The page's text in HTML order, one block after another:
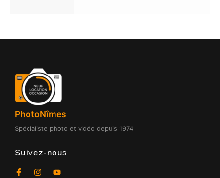
PhotoNîmes
Spécialiste photo et vidéo depuis 1974
Suivez-nous
F
I
Y